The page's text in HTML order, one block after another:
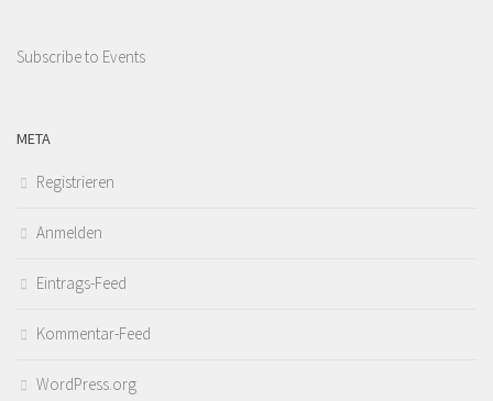
Subscribe to Events
META
Registrieren
Anmelden
Eintrags-Feed
Kommentar-Feed
WordPress.org